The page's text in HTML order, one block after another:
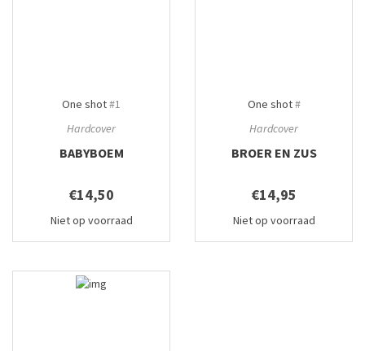
One shot#1
Hardcover
BABYBOEM
€14,50
Niet op voorraad
One shot#
Hardcover
BROER EN ZUS
€14,95
Niet op voorraad